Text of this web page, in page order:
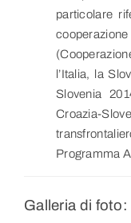
particolare
l’Italia, la
Slovenia
Croazia-
Programma
Galleria di foto: